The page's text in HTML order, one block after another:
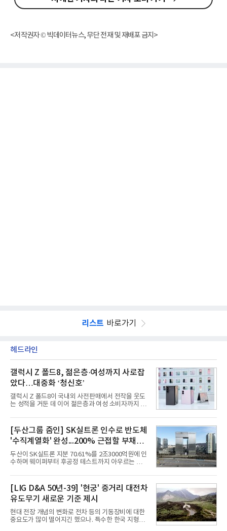
<저작권자 © 빅데이터뉴스, 무단 전재 및 재배포 금지>
리스트 바로가기
헤드라인
갤럭시 Z 폴드8, 젊은층·여성까지 사로잡
았다…대중화 ‘청신호’
갤럭시 Z 폴드8이 국내외 사전판매에서 전작을 웃도
는 성적을 거둔 데 이어 젊은층과 여성 소비자까지 빠
산성을 앞세운 기존 폴드의 소비자층에서 벗어나 디
자인과 휴대성을 강화하면서 폴더블폰의 대중화를 본
격화하고 있다는 분석이 나온다.10일 카운터포인트
리서치에 따르면 갤럭시 Z8 시리즈의 글로벌 사전판
매량은 전작 대비 30% 이상 증가했다. 국내 사전판매
량은 전작 대비 39% 늘었고 유럽에서도 20% 이상
증가했다. 미국에서도 역대 폴드 시리즈 가운데 가장
폼팩터 변화가 영향
[두산그룹 줌인] SK실트론 인수로 반도체
'수직계열화' 완성...200% 근접할 부채비
율 부담
두산이 SK실트론 지분 70.61%를 2조3000억원에 인
수하며 웨이퍼부터 후공정 테스트까지 아우르는 반도
지난해 5742억원의 순손실을 내며 신용등급 하향검
토 대상에 올라 있다. 두산의 연결 기준 부채비율도 인
수금융 1조원을 가정할 경우 200%에 근접한 191%
까지 오를 것으로 신용평가사들은 추산하고 있다.10
일 금융감독원 전자공시와 업계 등에 따르면 ㈜두산
은 지난달 31일 이사회를 열고 SK㈜가 보유한 SK실
트론 지분 70.61%를 인수하는 주식매매계약(SPA)
[LIG D&A 50년-39] '현궁' 중거리 대전차
유도무기 새로운 기준 제시
현대 전장 개념의 변화로 전차 등의 기동장비에 대한
중요도가 많이 떨어지긴 했으나. 특수한 한국 지형을